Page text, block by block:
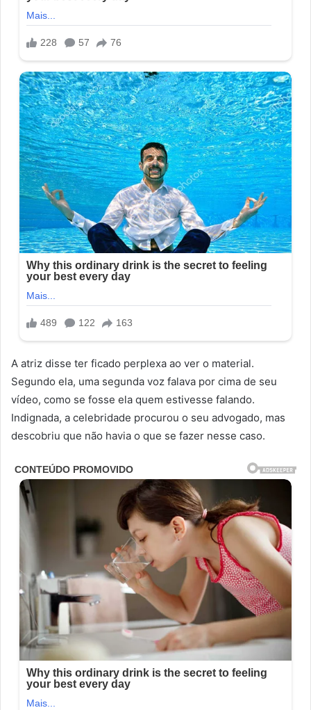
A atriz disse ter ficado perplexa ao ver o material.
Segundo ela, uma segunda voz falava por cima de seu
vídeo, como se fosse ela quem estivesse falando.
Indignada, a celebridade procurou o seu advogado, mas
descobriu que não havia o que se fazer nesse caso.